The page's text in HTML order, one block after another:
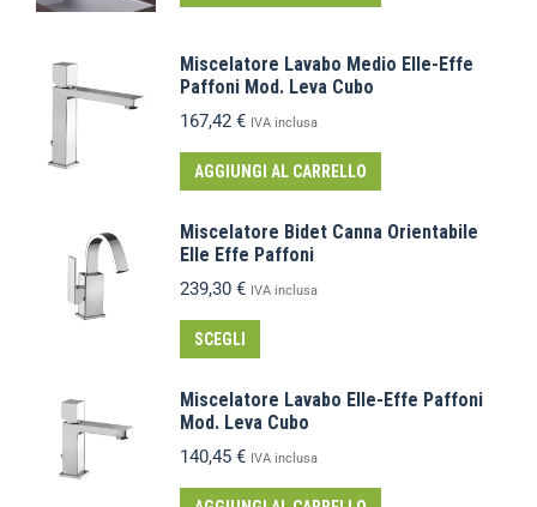
Miscelatore Lavabo Medio Elle-Effe
Paffoni Mod. Leva Cubo
167,42 € IVA inclusa
AGGIUNGI AL CARRELLO
Miscelatore Bidet Canna Orientabile
Elle Effe Paffoni
239,30 € IVA inclusa
SCEGLI
Miscelatore Lavabo Elle-Effe Paffoni
Mod. Leva Cubo
140,45 € IVA inclusa